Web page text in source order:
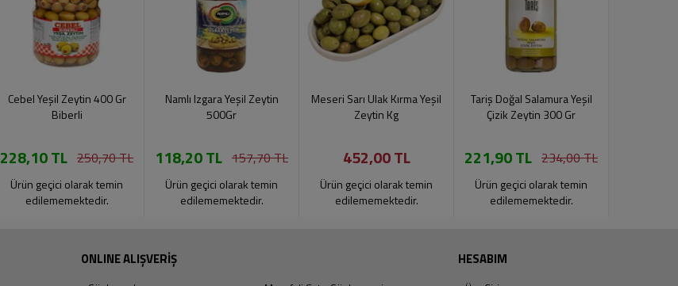
Cebel Yeşil Zeytin 400 Gr
Biberli
228,10 TL 250,70 TL
Ürün geçici olarak temin
edilememektedir.
Namlı Izgara Yeşil Zeytin
500Gr
118,20 TL 157,70 TL
Ürün geçici olarak temin
edilememektedir.
Meseri Sarı Ulak Kırma Yeşil
Zeytin Kg
452,00 TL
Ürün geçici olarak temin
edilememektedir.
Tariş Doğal Salamura Yeşil
Çizik Zeytin 300 Gr
221,90 TL 234,00 TL
Ürün geçici olarak temin
edilememektedir.
ONLINE ALIŞVERİŞ HESABIM